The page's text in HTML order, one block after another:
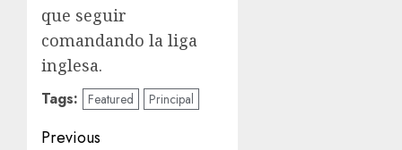
que seguir
comandando la liga
inglesa.
Tags: Featured Principal
Previous